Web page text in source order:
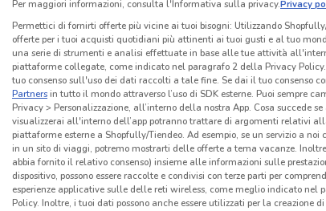
Per maggiori informazioni, consulta l'Informativa sulla privacy.Privacy
Permettici di fornirti offerte più vicine ai tuoi bisogni: Utilizzando
offerte per i tuoi acquisti quotidiani più attinenti ai tuoi gusti e al tuo
una serie di strumenti e analisi effettuate in base alle tue attività
piattaforme collegate, come indicato nel paragrafo 2 della Privacy
tuo consenso sull'uso dei dati raccolti a tale fine. Se dai il tuo consenso
Partnersin tutto il mondo attraverso l’uso di SDK esterne. Puoi sempre
Privacy > Personalizzazione, all’interno della nostra App. Cosa succede
visualizzerai all'interno dell’app potranno trattare di argomenti relativi
piattaforme esterne a Shopfully/Tiendeo. Ad esempio, se un servizio a
in un sito di viaggi, potremo mostrarti delle offerte a tema vacanze.
abbia fornito il relativo consenso) insieme alle informazioni sulle
dispositivo, possono essere raccolte e condivisi con terze parti per
esperienze applicative sulle delle reti wireless, come meglio indicato nel
Policy. Inoltre, i tuoi dati possono anche essere utilizzati per la creazione